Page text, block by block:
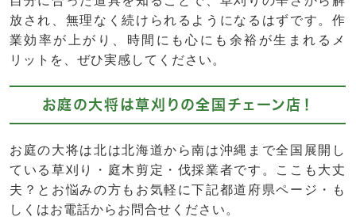
放され、無理なく続けられるようになるはずです。作
業効率が上がり、時間にも心にも余裕が生まれるメ
リットを、ぜひ実感してください。
お庭の大将は草刈りの全国チェーン店！
お庭の大将は北は北海道から南は沖縄まで全国展開し
ている草刈り・庭木剪定・伐採業者です。ここも大丈
夫？とお悩みの方もお気軽に下記都道府県ページ・も
しくはお電話からお問合せください。